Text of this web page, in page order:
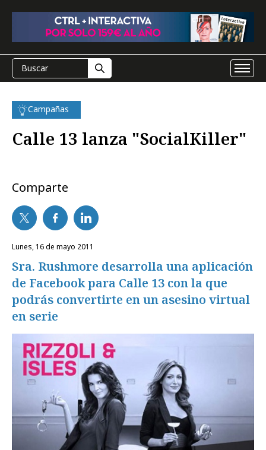
Campañas
Calle 13 lanza "SocialKiller"
Comparte
lunes, 16 de mayo 2011
Sra. Rushmore desarrolla una aplicación
de Facebook para Calle 13 con la que
podrás convertirte en un asesino virtual
en serie